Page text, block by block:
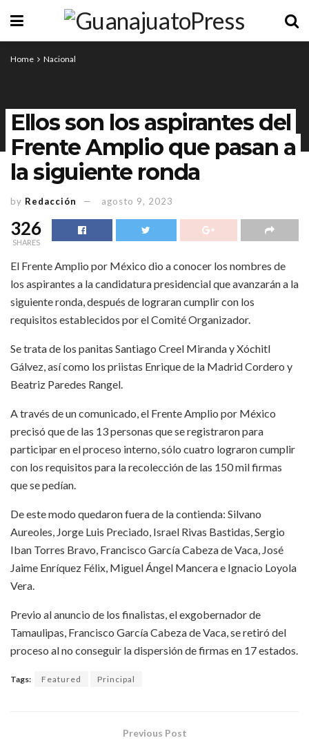
Home Nacional
Ellos son los aspirantes del
Frente Amplio que pasan a
la siguiente ronda
by Redacción agosto 9, 2023
326
SHARES
El Frente Amplio por México dio a conocer los nombres de
los aspirantes a la candidatura presidencial que avanzarán a la
siguiente ronda, después de lograran cumplir con los
requisitos establecidos por el Comité Organizador.
Se trata de los panitas Santiago Creel Miranda y Xóchitl
Gálvez, así como los priistas Enrique de la Madrid Cordero y
Beatriz Paredes Rangel.
A través de un comunicado, el Frente Amplio por México
precisó que de las 13 personas que se registraron para
participar en el proceso interno, sólo cuatro lograron cumplir
con los requisitos para la recolección de las 150 mil firmas
que se pedían.
De este modo quedaron fuera de la contienda: Silvano
Aureoles, Jorge Luis Preciado, Israel Rivas Bastidas, Sergio
Iban Torres Bravo, Francisco García Cabeza de Vaca, José
Jaime Enríquez Félix, Miguel Ángel Mancera e Ignacio Loyola
Vera.
Previo al anuncio de los finalistas, el exgobernador de
Tamaulipas, Francisco García Cabeza de Vaca, se retiró del
proceso al no conseguir la dispersión de firmas en 17 estados.
Tags: Featured Principal
Previous Post